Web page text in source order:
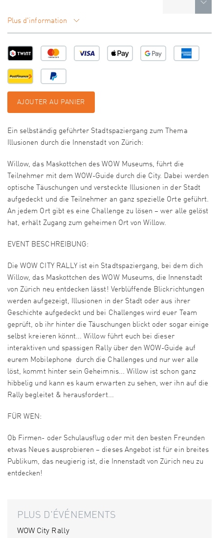
Plus d'information
AJOUTER AU PANIER
Ein selbständig geführter Stadtspaziergang zum Thema
Illusionen durch die Innenstadt von Zürich:
Willow, das Maskottchen des WOW Museums, führt die
Teilnehmer mit dem WOW-Guide durch die City. Dabei werden
optische Täuschungen und versteckte Illusionen in der Stadt
aufgedeckt und die Teilnehmer an ganz spezielle Orte geführt.
An jedem Ort gibt es eine Challenge zu lösen – wer alle gelöst
hat, erhält Zugang zum geheimen Ort von Willow.
EVENT BESCHREIBUNG:
Die WOW CITY RALLY ist ein Stadtspaziergang, bei dem dich
Willow, das Maskottchen des WOW Museums, die Innenstadt
von Zürich neu entdecken lässt! Verblüffende Blickrichtungen
werden aufgezeigt, Illusionen in der Stadt oder aus ihrer
Geschichte aufgedeckt und bei Challenges wird euer Team
geprüft, ob ihr hinter die Täuschungen blickt oder sogar einige
selbst kreieren könnt... Willow führt euch bei dieser
interaktiven und spassigen Rally über den WOW-Guide auf
eurem Mobilephone durch die Challenges und nur wer alle
löst, kommt hinter sein Geheimnis... Willow ist schon ganz
hibbelig und kann es kaum erwarten zu sehen, wer ihn auf die
Rally begleitet & herausfordert...
FÜR WEN:
Ob Firmen- oder Schulausflug oder mit den besten Freunden
etwas Neues ausprobieren – dieses Angebot ist für ein breites
Publikum, das neugierig ist, die Innenstadt von Zürich neu zu
entdecken!
PLUS D'ÉVÉNEMENTS
WOW City Rally